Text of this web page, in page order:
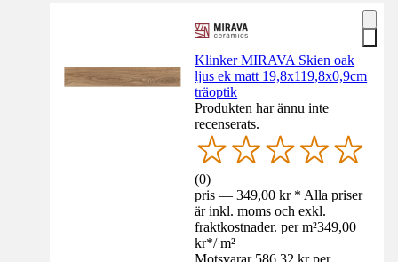
Klinker MIRAVA Skien oak
ljus ek matt 19,8x119,8x0,9cm
träoptik
Produkten har ännu inte
recenserats.
(0)
pris — 349,00 kr * Alla priser
är inkl. moms och exkl.
fraktkostnader. per m²349,00
kr*/ m²